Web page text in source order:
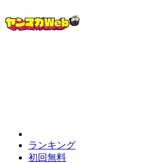
ランキング
初回無料